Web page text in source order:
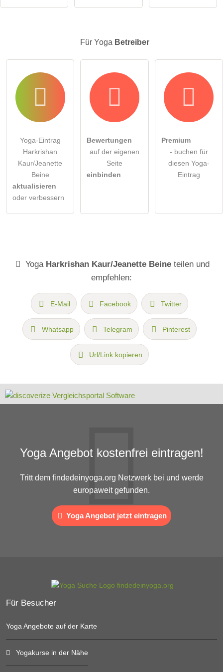
Für Yoga Betreiber
Yoga-Eintrag
Harkrishan
Kaur/Jeanette
Beine
aktualisieren
oder verbessern
Bewertungen
auf der eigenen
Seite
einbinden
Premium
- buchen für
diesen Yoga-
Eintrag
Yoga Harkrishan Kaur/Jeanette Beineteilen und
empfehlen:
E-Mail Facebook Twitter
Whatsapp Telegram Pinterest
Url/Link kopieren
Yoga Angebot kostenfrei eintragen!
Tritt dem findedeinyoga.org Netzwerk bei und werde
europaweit gefunden.
Yoga Angebot jetzt eintragen
Für Besucher
Yoga Angebote auf der Karte
Yogakurse in der Nähe